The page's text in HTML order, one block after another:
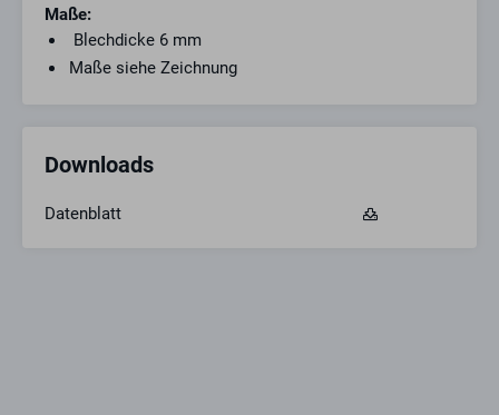
Maße:
Blechdicke 6 mm
Maße siehe Zeichnung
Downloads
Datenblatt